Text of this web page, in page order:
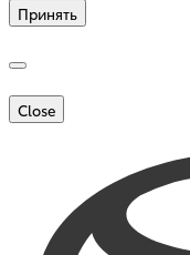
Принять
Close